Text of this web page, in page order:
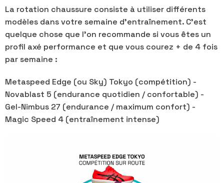
La rotation chaussure consiste à utiliser différents
modèles dans votre semaine d’entraînement. C’est
quelque chose que l’on recommande si vous êtes un
profil axé performance et que vous courez + de 4 fois
par semaine :
Metaspeed Edge (ou Sky) Tokyo (compétition) -
Novablast 5 (endurance quotidien / confortable) -
Gel-Nimbus 27 (endurance / maximum confort) -
Magic Speed 4 (entraînement intense)